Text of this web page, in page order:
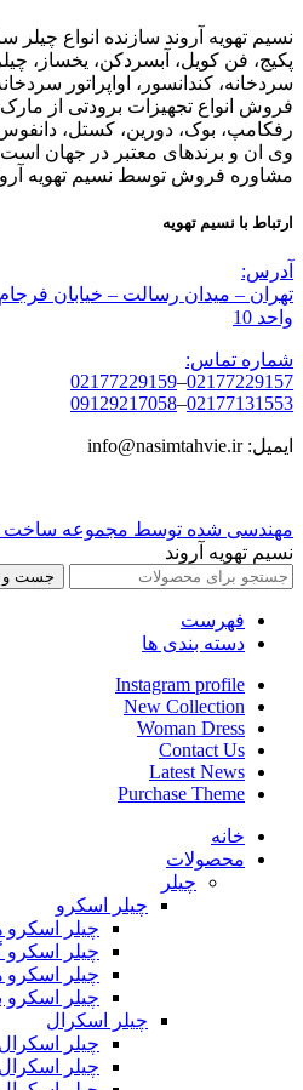
نسیم تهویه آروند سازنده انواع چیلر
پکیج، فن کویل، آبسردکن، یخساز،
سردخانه، کندانسور، اواپراتور
فروش انواع تجهیزات برودتی از
رفکامپ، بوک، دورین، کستل،
وی ان و برندهای معتبر در جهان
مشاوره فروش توسط نسیم تهویه
ارتباط با نسیم تهویه
آدرس:
واحد 10
شماره تماس:
02177229157
–
02177229159
02177131553
–
09129217058
ایمیل: info@nasimtahvie.ir
مهندسی شده توسط مجموعه ساخت
نسیم تهویه آروند
جست و
فهرست
دسته بندی ها
Instagram profile
New Collection
Woman Dress
Contact Us
Latest News
Purchase Theme
خانه
محصولات
چیلر
چیلر اسکرو
چیلر اسکرو
چیلر
چیلر اسکرو
چیلر اسکرو
چیلر اسکرال
چیلر
چیلر